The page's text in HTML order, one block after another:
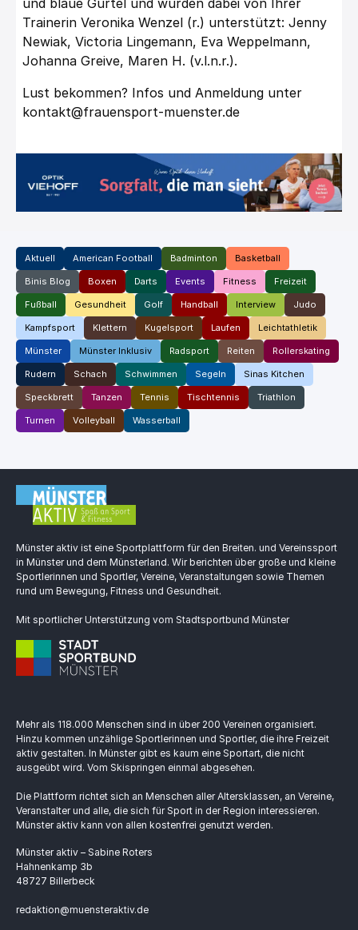
und blaue Gürtel und wurden dabei von Ihrer
Trainerin Veronika Wenzel (r.) unterstützt: Jenny
Newiak, Victoria Lingemann, Eva Weppelmann,
Johanna Greive, Maren H. (v.l.n.r.).
Lust bekommen? Infos und Anmeldung unter
kontakt@frauensport-muenster.de
Aktuell American Football Badminton Basketball
Binis Blog Boxen Darts Events Fitness Freizeit
Fußball Gesundheit Golf Handball Interview Judo
Kampfsport Klettern Kugelsport Laufen Leichtathletik
Münster Münster Inklusiv Radsport Reiten Rollerskating
Rudern Schach Schwimmen Segeln Sinas Kitchen
Speckbrett Tanzen Tennis Tischtennis Triathlon
Turnen Volleyball Wasserball
Münster aktiv ist eine Sportplattform für den Breiten. und Vereinssport
in Münster und dem Münsterland. Wir berichten über große und kleine
Sportlerinnen und Sportler, Vereine, Veranstaltungen sowie Themen
rund um Bewegung, Fitness und Gesundheit.
Mit sportlicher Unterstützung vom Stadtsportbund Münster
Mehr als 118.000 Menschen sind in über 200 Vereinen organisiert.
Hinzu kommen unzählige Sportlerinnen und Sportler, die ihre Freizeit
aktiv gestalten. In Münster gibt es kaum eine Sportart, die nicht
ausgeübt wird. Vom Skispringen einmal abgesehen.
Die Plattform richtet sich an Menschen aller Altersklassen, an Vereine,
Veranstalter und alle, die sich für Sport in der Region interessieren.
Münster aktiv kann von allen kostenfrei genutzt werden.
Münster aktiv – Sabine Roters
Hahnenkamp 3b
48727 Billerbeck
redaktion@muensteraktiv.de